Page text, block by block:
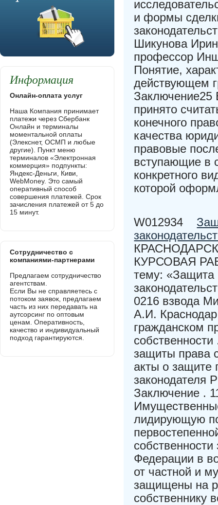
и формы
Шикунова
профессор
Понятие,
действующем
Заключение25
принято
конечного
качества
правовые
вступающие в
конкретного
которой
W012934
КУРСОВАЯ
тему: «Защита
0216 взвода
А.И.
гражданском
защиты права
акты о защите
законодателя
Заключение .
лидирующую
Федерации в
от частной и
защищены на
собственнику
Информация
Онлайн-оплата услуг
Наша Компания принимает
платежи через Сбербанк
Онлайн и терминалы
моментальной оплаты
(Элекснет, ОСМП и любые
другие). Пункт меню
терминалов «Электронная
коммерция» подпункты:
Яндекс-Деньги, Киви,
WebMoney. Это самый
оперативный способ
совершения платежей. Срок
зачисления платежей от 5 до
15 минут.
Сотрудничество с
компаниями-партнерами
Предлагаем сотрудничество
агентствам.
Если Вы не справляетесь с
потоком заявок, предлагаем
часть из них передавать на
аутсорсинг по оптовым
ценам. Оперативность,
качество и индивидуальный
подход гарантируются.